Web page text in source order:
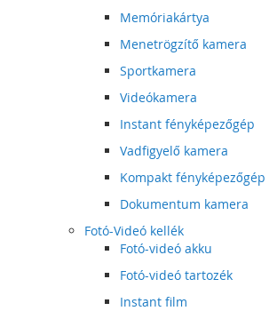
Memóriakártya
Menetrögzítő kamera
Sportkamera
Videókamera
Instant fényképezőgép
Vadfigyelő kamera
Kompakt fényképezőgép
Dokumentum kamera
Fotó-Videó kellék
Fotó-videó akku
Fotó-videó tartozék
Instant film